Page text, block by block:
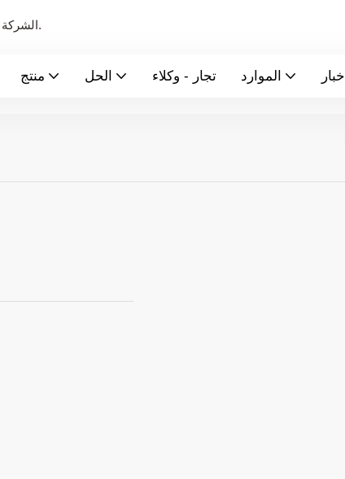
الشركة الرائدة عالميًا في تصنيع بطاريات الطاقة الجديدة ونظام تخزين الطاقة.
منتج الحل تجار - وكلاء الموارد أخبار